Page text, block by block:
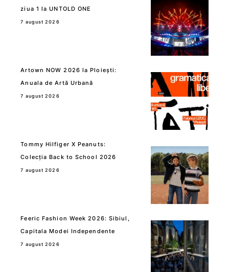
ziua 1 la UNTOLD ONE
7 august 2026
Artown NOW 2026 la Ploiești:
Anuala de Artă Urbană
7 august 2026
Tommy Hilfiger X Peanuts:
Colecția Back to School 2026
7 august 2026
Feeric Fashion Week 2026: Sibiul,
Capitala Modei Independente
7 august 2026